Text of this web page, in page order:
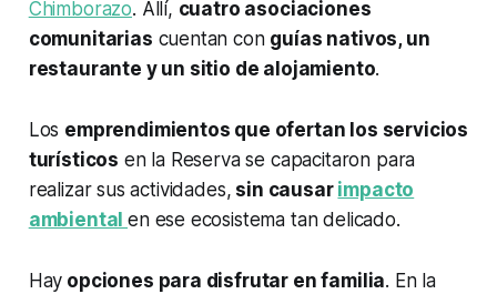
Chimborazo. Allí, cuatro asociaciones
comunitarias cuentan con guías nativos, un
restaurante y un sitio de alojamiento.
Los emprendimientos que ofertan los servicios
turísticos en la Reserva se capacitaron para
realizar sus actividades, sin causar impacto
ambientalen ese ecosistema tan delicado.
Hay opciones para disfrutar en familia. En la